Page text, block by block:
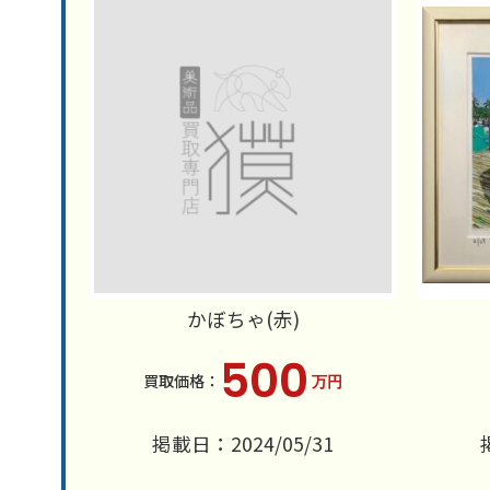
かぼちゃ(赤)
500 万円
掲載日：2024/05/31